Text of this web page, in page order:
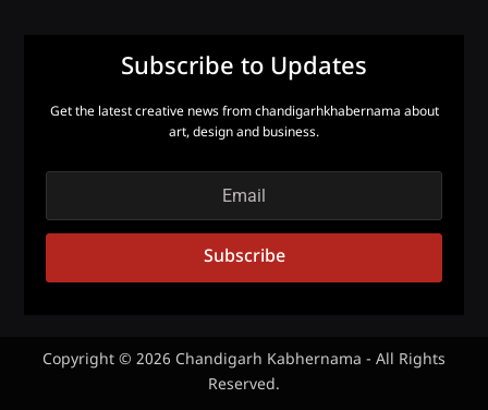
Subscribe to Updates
Get the latest creative news from chandigarhkhabernama about
art, design and business.
Subscribe
Copyright © 2026 Chandigarh Kabhernama - All Rights
Reserved.